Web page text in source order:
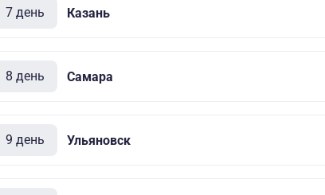
7 день Казань
8 день Самара
9 день Ульяновск